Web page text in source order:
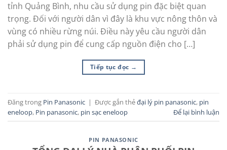
tỉnh Quảng Bình, nhu cầu sử dụng pin đặc biệt quan
trọng. Đối với người dân vì đây là khu vực nông thôn và
vùng có nhiều rừng núi. Điều này yêu cầu người dân
phải sử dụng pin để cung cấp nguồn điện cho […]
Tiếp tục đọc →
Đăng trong Pin Panasonic | Được gắn thẻđại lý pin panasonic, pin
eneloop, Pin panasonic, pin sạc eneloop Để lại bình luận
PIN PANASONIC